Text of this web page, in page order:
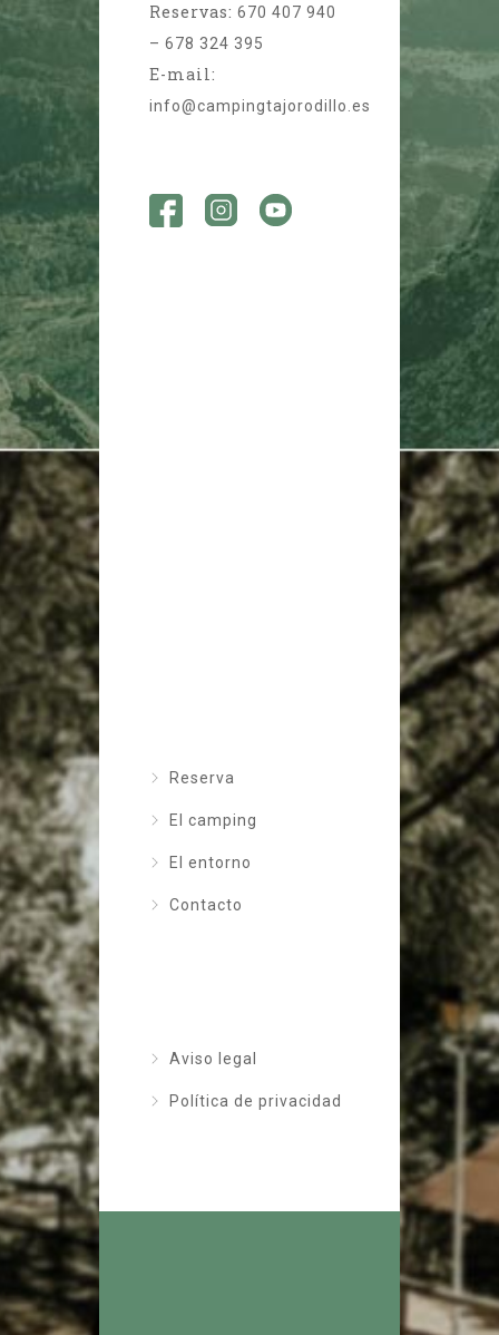
Reservas: 670 407 940
– 678 324 395
E-mail:
info@campingtajorodillo.es
Reserva
El camping
El entorno
Contacto
Aviso legal
Política de privacidad